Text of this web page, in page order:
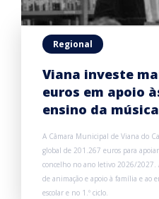
Regional
Viana investe
euros em apoio
ensino da música
A Câmara Municipal de Viana do
global de 201.267 euros para
concelho no ano letivo 2026/2027.
de animação e apoio à família e ao
escolar e no 1.º ciclo.